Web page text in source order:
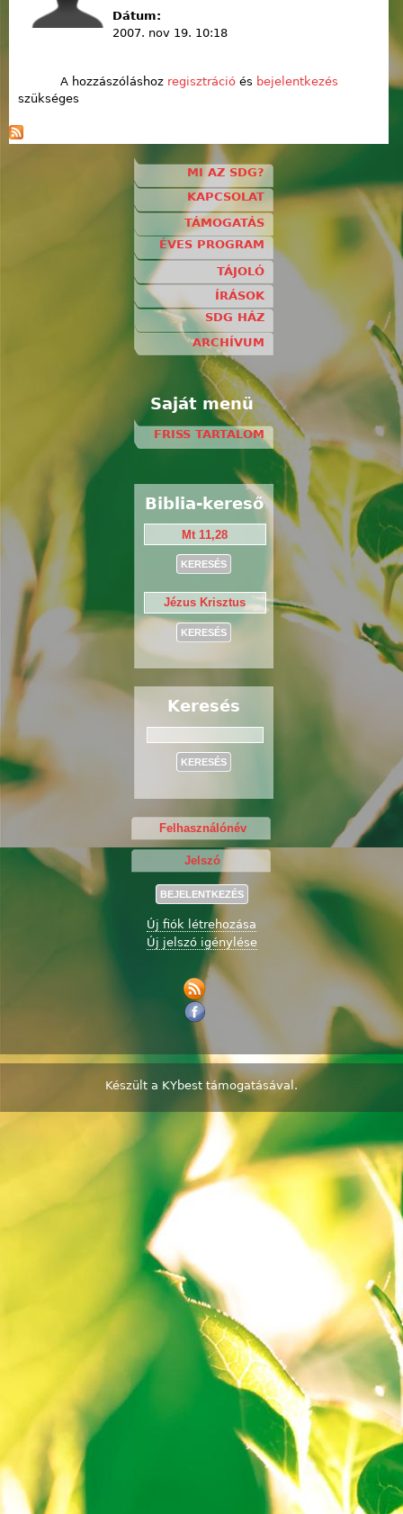
Dátum:
2007. nov 19. 10:18
A hozzászóláshoz regisztrációés bejelentkezés
szükséges
MI AZ SDG?
KAPCSOLAT
TÁMOGATÁS
ÉVES PROGRAM
TÁJOLÓ
ÍRÁSOK
SDG HÁZ
ARCHÍVUM
Saját menü
FRISS TARTALOM
Biblia-kereső
Keresés
Új fiók létrehozása
Új jelszó igénylése
Készült a KYbest támogatásával.